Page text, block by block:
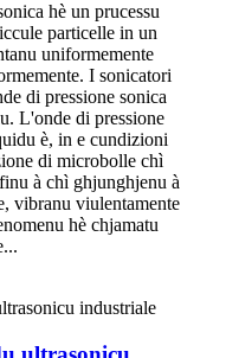
hè un prucessu
particelle in un
uniformemente
I sonicatori
di pressione sonica
L'onde di pressione
è, in e cundizioni
di microbolle chì
à chì ghjunghjenu à
vibranu viulentamente
hè chjamatu